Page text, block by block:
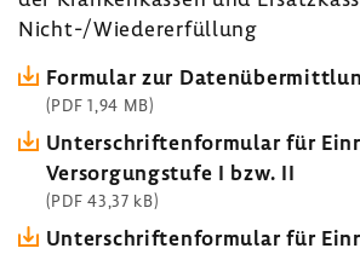
Nicht-/Wieder­erfül­lung
Formular zur
(PDF 1,94 MB)
Unter­schrif­ten­for­mular für
Versor­gung­s­tufe I bzw. II
(PDF 43,37 kB)
Unter­schrif­ten­for­mular für